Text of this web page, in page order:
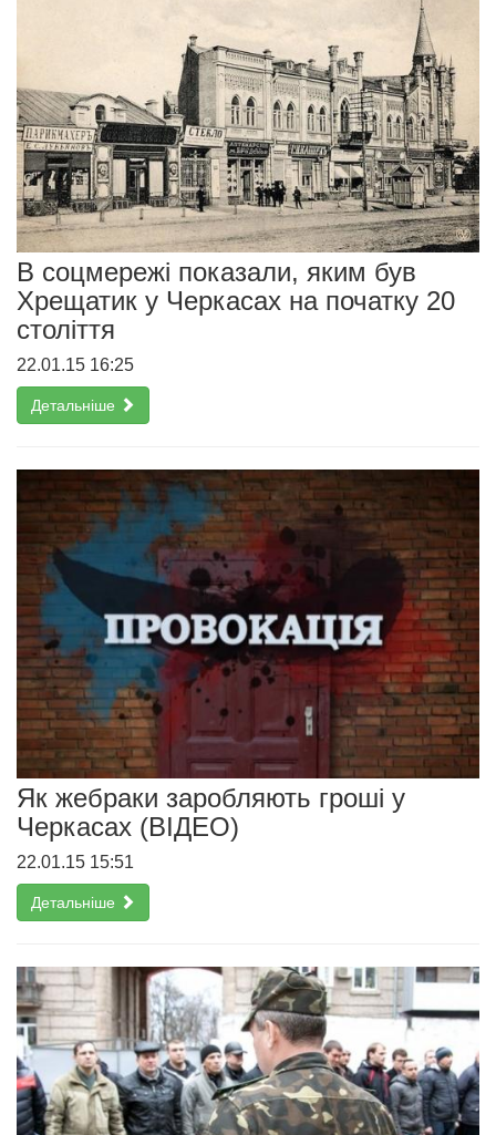
В соцмережі показали, яким був
Хрещатик у Черкасах на початку 20
століття
22.01.15 16:25
Детальніше
Як жебраки заробляють гроші у
Черкасах (ВІДЕО)
22.01.15 15:51
Детальніше